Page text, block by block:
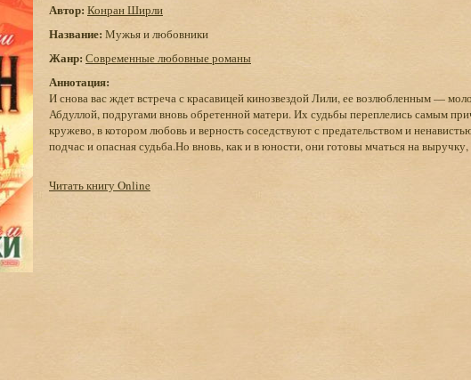
Автор: Конран Ширли
Название: Мужья и любовники
Жанр: Современные любовные романы
Аннотация:
И снова вас ждет встреча с красавицей кинозвездой Лили, ее возлюбленным —
Абдуллой, подругами вновь обретенной матери. Их судьбы переплелись самым
кружево, в котором любовь и верность соседствуют с предательством и
подчас и опасная судьба.Но вновь, как и в юности, они готовы мчаться на выручку,
Читать книгу Online